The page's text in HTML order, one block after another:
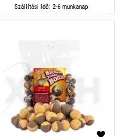
Szállítási idő: 2-6 munkanap